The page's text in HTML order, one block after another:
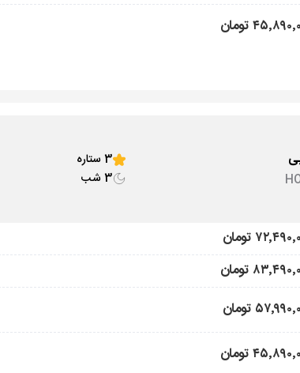
تومان
3 ستاره
3 شب
تومان
تومان
تومان
تومان